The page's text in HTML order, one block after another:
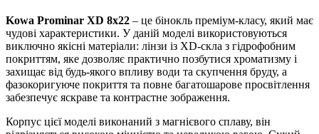
Kowa Prominar XD 8x22 – це бінокль преміум-класу, який має
чудові характеристики. У даній моделі використовуються
виключно якісні матеріали: лінзи із XD-скла з гідрофобним
покриттям, яке дозволяє практично позбутися хроматизму і
захищає від будь-якого впливу води та скупчення бруду, а
фазокоригуюче покриття та повне багатошарове просвітлення
забезпечує яскраве та контрастне зображення.
Корпус цієї моделі виконаний з магнієвого сплаву, він